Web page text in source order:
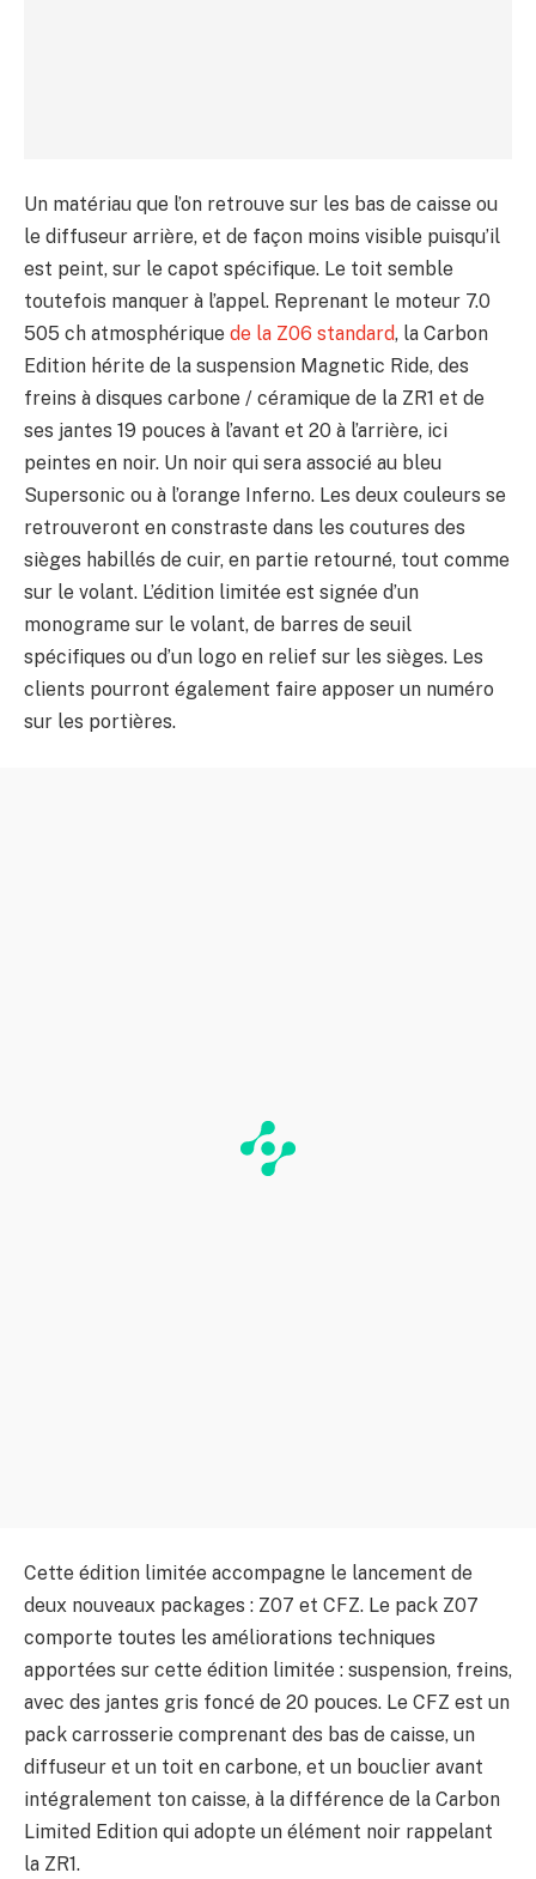
Un matériau que l’on retrouve sur les bas de caisse ou
le diffuseur arrière, et de façon moins visible puisqu’il
est peint, sur le capot spécifique. Le toit semble
toutefois manquer à l’appel. Reprenant le moteur 7.0
505 ch atmosphérique de la Z06 standard, la Carbon
Edition hérite de la suspension Magnetic Ride, des
freins à disques carbone / céramique de la ZR1 et de
ses jantes 19 pouces à l’avant et 20 à l’arrière, ici
peintes en noir. Un noir qui sera associé au bleu
Supersonic ou à l’orange Inferno. Les deux couleurs se
retrouveront en constraste dans les coutures des
sièges habillés de cuir, en partie retourné, tout comme
sur le volant. L’édition limitée est signée d’un
monograme sur le volant, de barres de seuil
spécifiques ou d’un logo en relief sur les sièges. Les
clients pourront également faire apposer un numéro
sur les portières.
Cette édition limitée accompagne le lancement de
deux nouveaux packages : Z07 et CFZ. Le pack Z07
comporte toutes les améliorations techniques
apportées sur cette édition limitée : suspension, freins,
avec des jantes gris foncé de 20 pouces. Le CFZ est un
pack carrosserie comprenant des bas de caisse, un
diffuseur et un toit en carbone, et un bouclier avant
intégralement ton caisse, à la différence de la Carbon
Limited Edition qui adopte un élément noir rappelant
la ZR1.